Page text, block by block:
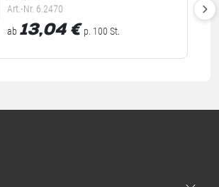
VE: 250 Stück / 10.250 kg
Art.-Nr. 6.2470
ab 13,04 € p. 100 St.